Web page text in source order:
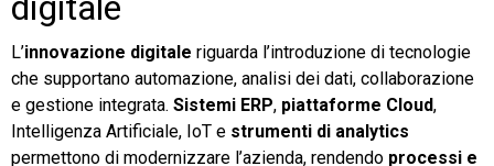
L’innovazione digitale riguarda l’introduzione di tecnologie
che supportano automazione, analisi dei dati, collaborazione
e gestione integrata. Sistemi ERP, piattaforme Cloud,
Intelligenza Artificiale, IoT e strumenti di analytics
permettono di modernizzare l’azienda, rendendo processi e